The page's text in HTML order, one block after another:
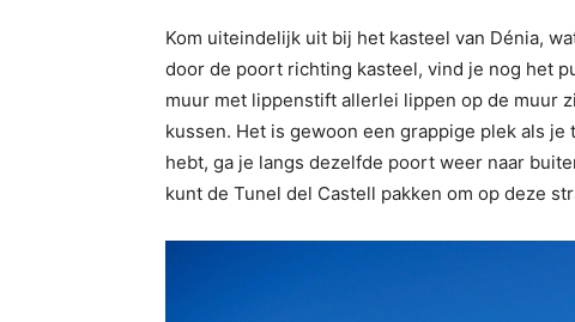
Kom uiteindelijk uit bij het kasteel van Dénia,
door de poort richting kasteel, vind je nog het
muur met lippenstift allerlei lippen op de muur
kussen. Het is gewoon een grappige plek als
hebt, ga je langs dezelfde poort weer naar
kunt de Tunel del Castell pakken om op deze